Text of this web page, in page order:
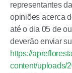
representantes
opiniões acerca
até o dia 05 de
deverão enviar
https://
content/uploads/